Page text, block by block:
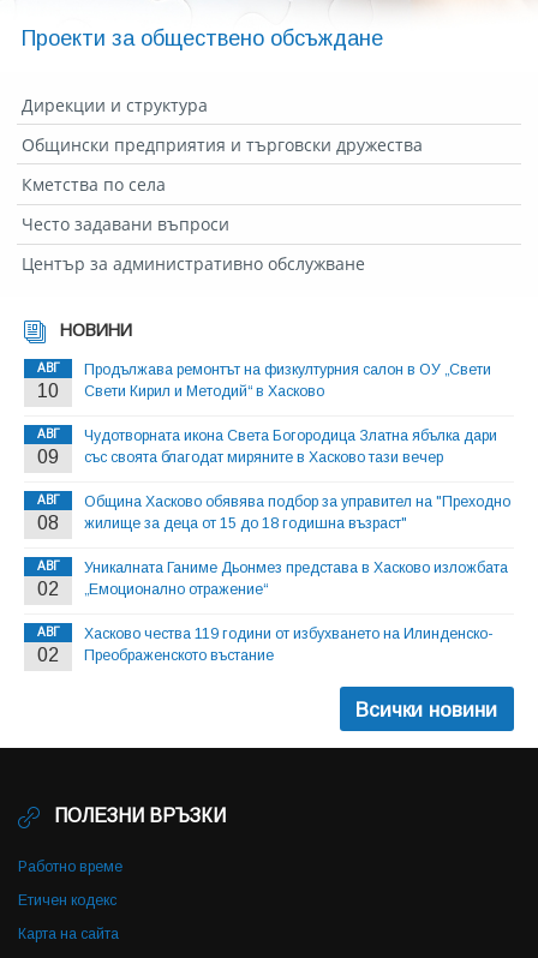
Проекти за обществено обсъждане
Дирекции и структура
Общински предприятия и търговски дружества
Кметства по села
Често задавани въпроси
Център за административно обслужване
НОВИНИ
АВГ
10
Продължава ремонтът на физкултурния салон в ОУ „Свети
Свети Кирил и Методий“ в Хасково
АВГ
09
Чудотворната икона Света Богородица Златна ябълка дари
със своята благодат миряните в Хасково тази вечер
АВГ
08
Община Хасково обявява подбор за управител на "Преходно
жилище за деца от 15 до 18 годишна възраст"
АВГ
02
Уникалната Ганиме Дьонмез представа в Хасково изложбата
„Емоционално отражение“
АВГ
02
Хасково чества 119 години от избухването на Илинденско-
Преображенското въстание
Всички новини
ПОЛЕЗНИ ВРЪЗКИ
Работно време
Етичен кодекс
Карта на сайта